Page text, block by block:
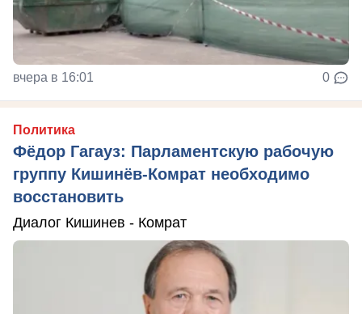
вчера в 16:01 0
Политика
Фёдор Гагауз: Парламентскую рабочую
группу Кишинёв-Комрат необходимо
восстановить
Диалог Кишинев - Комрат